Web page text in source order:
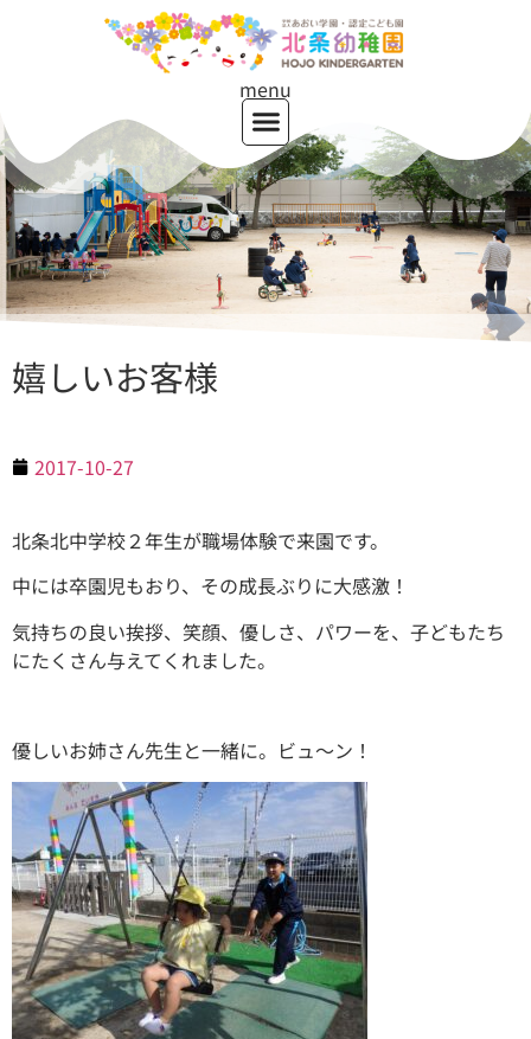
menu
嬉しいお客様
2017-10-27
北条北中学校２年生が職場体験で来園です。
中には卒園児もおり、その成長ぶりに大感激！
気持ちの良い挨拶、笑顔、優しさ、パワーを、子どもたち
にたくさん与えてくれました。
優しいお姉さん先生と一緒に。ビュ～ン！